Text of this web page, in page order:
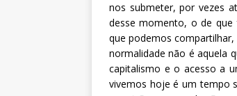
nos submeter, por vezes
desse momento, o de
que podemos
normalidade não é aquela
capitalismo e o acesso a
vivemos hoje é um tempo